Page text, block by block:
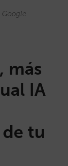
Google
más
IA
tu